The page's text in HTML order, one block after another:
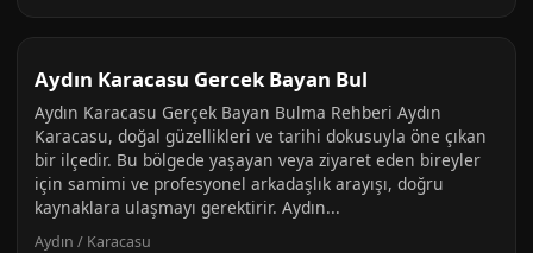
Aydın Karacasu Gercek Bayan Bul
Aydın Karacasu Gerçek Bayan Bulma Rehberi Aydın
Karacasu, doğal güzellikleri ve tarihi dokusuyla öne çıkan
bir ilçedir. Bu bölgede yaşayan veya ziyaret eden bireyler
için samimi ve profesyonel arkadaşlık arayışı, doğru
kaynaklara ulaşmayı gerektirir. Aydın...
Aydın / Karacasu